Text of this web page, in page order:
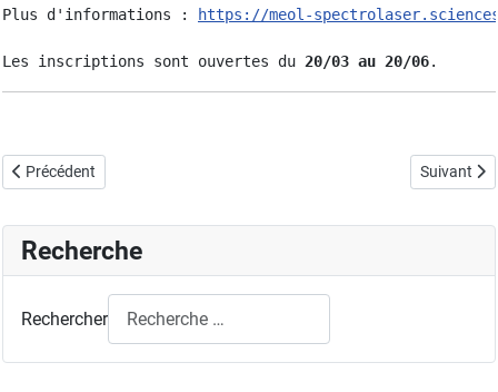
Plus d'informations : https://meol-
Les inscriptions sont ouvertes du 20/03 au 20/06.
Article précédent : Journée thématique Combustion Turbulente
Précédent Article
Suivant
Recherche
Rechercher